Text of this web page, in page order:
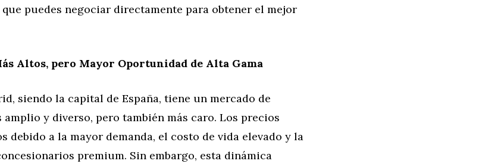
puedes negociar directamente para obtener el mejor
Altos, pero Mayor Oportunidad de Alta Gama
siendo la capital de España, tiene un mercado de
amplio y diverso, pero también más caro. Los precios
debido a la mayor demanda, el costo de vida elevado y la
premium. Sin embargo, esta dinámica